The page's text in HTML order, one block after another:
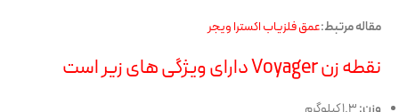
مقاله مرتبط:عمق فلزیاب اکسترا ویجر
نقطه زن Voyager دارای ویژگی های زیر است